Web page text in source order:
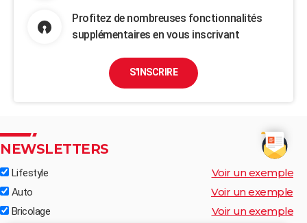
Profitez de nombreuses fonctionnalités
supplémentaires en vous inscrivant
S'INSCRIRE
NEWSLETTERS
Lifestyle Voir un exemple
Auto Voir un exemple
Bricolage Voir un exemple